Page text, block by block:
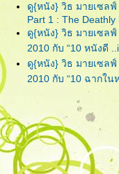
"Lula : Twist"
เพลิน จากคนเพ
"Piranha 3D"...
กระจาย สาม
"CHARICE"
เล็กแห่ง ‘เอเชีย
เจียระไนโดย
"กวน มึน โฮ"...
บ้างอะไรบ้าง แต่
ดู{หนัง} วิธ มายเซลฟ์
Part 1 : The Deathly
ดู{หนัง} วิธ มายเซลฟ์
2010 กับ “10 หนังดี
ดู{หนัง} วิธ มายเซลฟ์
2010 กับ “10 ฉากใ
ดู{หนัง} วิธ มายเซลฟ์
2010 กับ “การแสดง
ดู{หนัง} วิธ มายเซลฟ์
2010 กับ “10 หนังดี
ดู{หนัง} วิธ มายเซลฟ์